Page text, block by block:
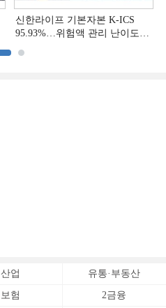
신한라이프 기본자본 K-ICS
95.93%…위험액 관리 난이도
산업 유통·부동산
보험 2금융